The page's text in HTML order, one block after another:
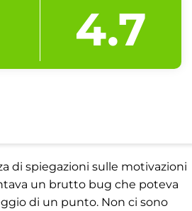
4.7
di spiegazioni sulle motivazioni
un brutto bug che poteva
di un punto. Non ci sono